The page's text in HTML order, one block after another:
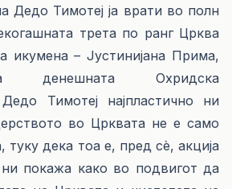
Дедо Тимотеј ја врати во полн
трета по ранг Црква
икумена – Јустинијана Прима,
денешната Охридска
Дедо Тимотеј најпластично ни
во Црквата не е само
туку дека тоа е, пред сѐ, акција
покажа како во подвигот да